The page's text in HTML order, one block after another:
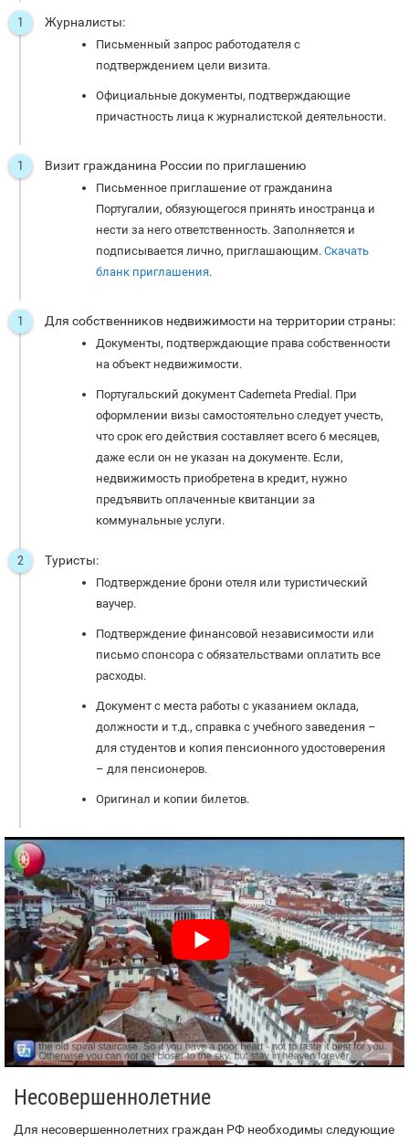
Журналисты:
Письменный запрос работодателя с
подтверждением цели визита.
Официальные документы, подтверждающие
причастность лица к журналистской деятельности.
Визит гражданина России по приглашению
Письменное приглашение от гражданина
Португалии, обязующегося принять иностранца и
нести за него ответственность. Заполняется и
подписывается лично, приглашающим. Скачать
бланк приглашения.
Для собственников недвижимости на территории страны:
Документы, подтверждающие права собственности
на объект недвижимости.
Португальский документ Caderneta Predial. При
оформлении визы самостоятельно следует учесть,
что срок его действия составляет всего 6 месяцев,
даже если он не указан на документе. Если,
недвижимость приобретена в кредит, нужно
предъявить оплаченные квитанции за
коммунальные услуги.
Туристы:
Подтверждение брони отеля или туристический
ваучер.
Подтверждение финансовой независимости или
письмо спонсора с обязательствами оплатить все
расходы.
Документ с места работы с указанием оклада,
должности и т.д., справка с учебного заведения –
для студентов и копия пенсионного удостоверения
– для пенсионеров.
Оригинал и копии билетов.
Несовершеннолетние
Для несовершеннолетних граждан РФ необходимы следующие